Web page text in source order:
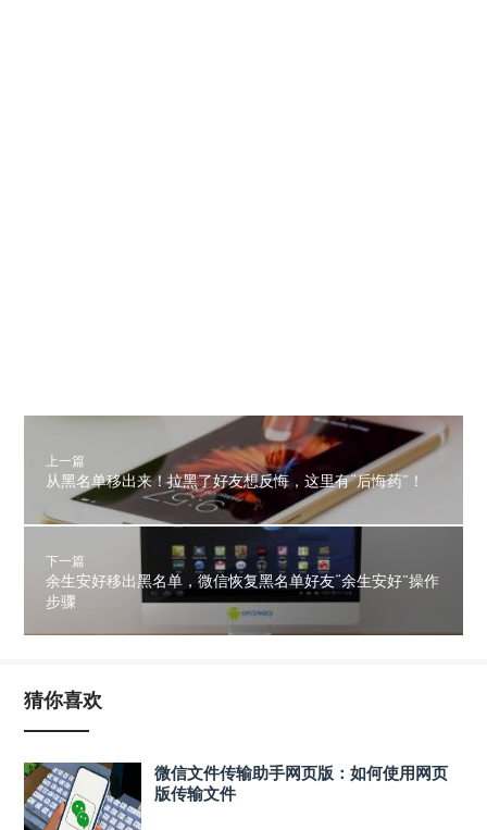
上一篇
从黑名单移出来！拉黑了好友想反悔，这里有“后悔药”！
下一篇
余生安好移出黑名单，微信恢复黑名单好友“余生安好”操作
步骤
猜你喜欢
微信文件传输助手网页版：如何使用网页
版传输文件